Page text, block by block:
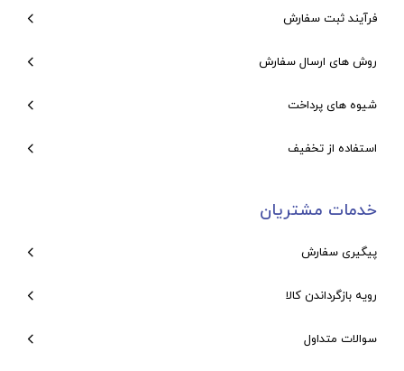
فرآیند ثبت سفارش
روش های ارسال سفارش
شیوه های پرداخت
استفاده از تخفیف
خدمات مشتریان
پیگیری سفارش
رویه بازگرداندن کالا
سوالات متداول